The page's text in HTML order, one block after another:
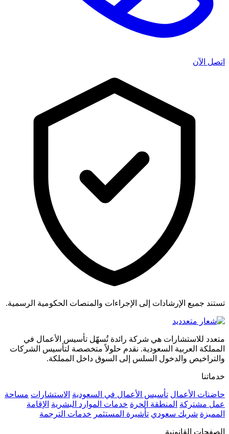
اتصل الآن
تستند جميع الإرشادات إلى الإجراءات والمنصات الحكومية الرسمية.
متعدد للاستشارات هي شركة رائدة تُسهّل تأسيس الأعمال في
المملكة العربية السعودية. نقدم حلولاً متخصصة لتأسيس الشركات
والتراخيص والدخول السلس إلى السوق داخل المملكة.
خدماتنا
حاضنات الأعمال تأسيس الأعمال في السعودية الاستشارات مساحة
عمل مشتركة المنطقة الحرة خدمات الموارد البشرية الإقامة
المميزة شريك سعودي تأشيرة المستثمر خدمات الترجمة
الصفحات القانونية